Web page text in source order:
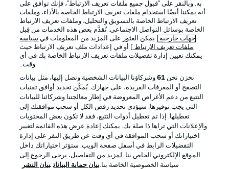
Football as it's meant to be
تطبيق الدوري الألماني
Official Partners
به. وبالنقر على "قبول جميع ملفات تعريف الارتباط"، فإنك توافق على
أنه يمكننا أيضًا استخدام ملفات تعريف الارتباط الخاصة بالأداء، وملفات
تعريف الارتباط الخاصة بالتسويق والتحليل، وملفات تعريف الارتباط
الخاصة بوسائل التواصل الاجتماعي. تُقدَّم بعض هذه الخدمات من قِبل
جهات خارجية . يمكن العثور على المزيد من المعلومات في سياسة
ملفات تعريف الارتباط
] أو في إعدادات ملف تعريف الارتباط حيث
يمكنك تعيين إدارة تفضيلات ملفات تعريف الارتباط الخاصة بك في أي
وقت..
نخزن نحن 61وشركاؤنا البيانات الشخصية ونصل إليها، مثل بيانات
التصفح أو المعرفات الفريدة، على جهازك. يُمكّن تحديد أوافق تقنيات
التتبع من دعم الأغراض المعروضة في إطار معالجتنا وشركائنا للبيانات
التي يجب توفيرها. سيؤدي تحديد رفض الكل أو سحب موافقتك إلى
تعطيلها. إذا تم تعطيل أدوات التتبع، فقد لا تكون بعض المحتويات
والإعلانات التي تراها ذا صلة بك. يمكنك إعادة عرض هذه القائمة لتغيير
اختياراتك أو سحب الموافقة في أي وقت عن طريق النقر على إدارة
التفضيلات الرابط في أسفل صفحة الويب. ستؤثر اختياراتك داخل
الموقع الإلكتروني الخاص بنا. لمزيد من التفاصيل، يرجى الرجوع إلى
سياسة الخصوصية الخاصة بنا.بيان حماية البيانات بيان النشر